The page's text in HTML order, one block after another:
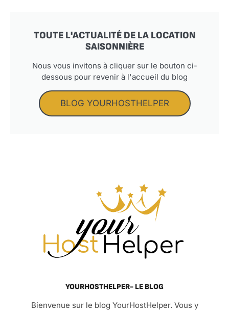
TOUTE L'ACTUALITÉ DE LA LOCATION
SAISONNIÈRE
Nous vous invitons à cliquer sur le bouton ci-
dessous pour revenir à l'accueil du blog
BLOG YOURHOSTHELPER
YOURHOSTHELPER- LE BLOG
Bienvenue sur le blog YourHostHelper. Vous y